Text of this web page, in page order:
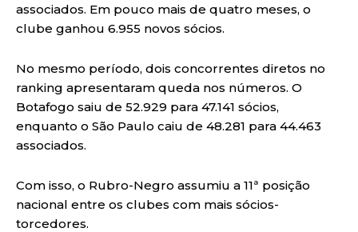
associados. Em pouco mais de quatro meses, o
clube ganhou 6.955 novos sócios.
No mesmo período, dois concorrentes diretos no
ranking apresentaram queda nos números. O
Botafogo saiu de 52.929 para 47.141 sócios,
enquanto o São Paulo caiu de 48.281 para 44.463
associados.
Com isso, o Rubro-Negro assumiu a 11ª posição
nacional entre os clubes com mais sócios-
torcedores.